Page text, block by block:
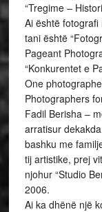
“Tregime –
Ai është
tani është
Pageant
“Konkurentet e
One
Photographers
Fadil Berisha –
arratisur
bashku me
tij artistike, prej
njohur “Studio
2006.
Ai ka dhënë një